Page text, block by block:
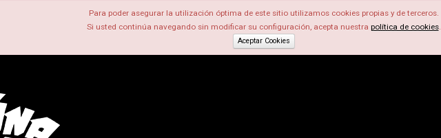
Para poder asegurar la utilización óptima de este sitio utilizamos cookies propias y de terceros.
Si usted continúa navegando sin modificar su configuración, acepta nuestra política de cookies.
Aceptar Cookies